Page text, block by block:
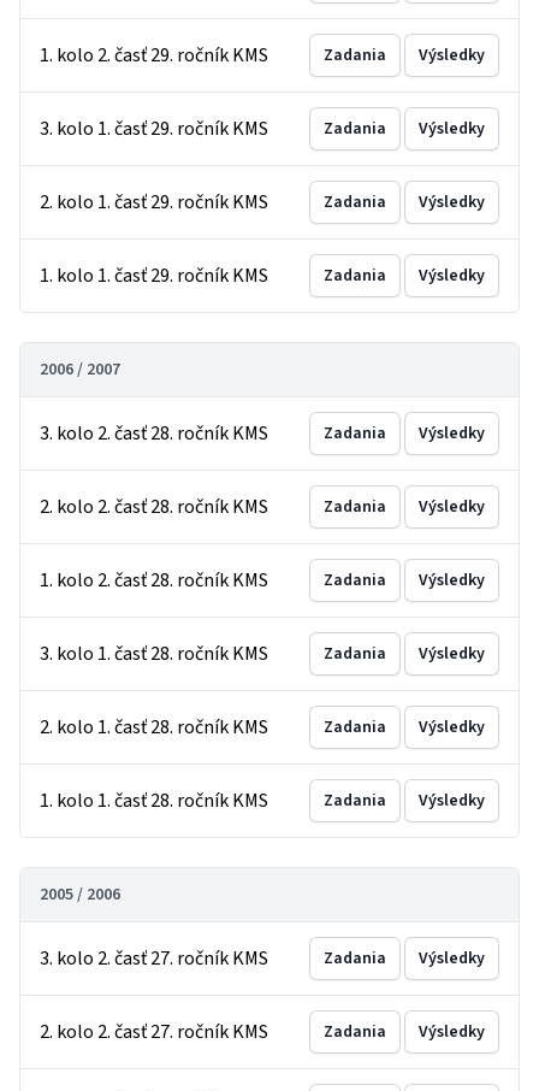
1. kolo 2. časť 29. ročník KMS Zadania Výsledky
3. kolo 1. časť 29. ročník KMS Zadania Výsledky
2. kolo 1. časť 29. ročník KMS Zadania Výsledky
1. kolo 1. časť 29. ročník KMS Zadania Výsledky
2006 / 2007
3. kolo 2. časť 28. ročník KMS Zadania Výsledky
2. kolo 2. časť 28. ročník KMS Zadania Výsledky
1. kolo 2. časť 28. ročník KMS Zadania Výsledky
3. kolo 1. časť 28. ročník KMS Zadania Výsledky
2. kolo 1. časť 28. ročník KMS Zadania Výsledky
1. kolo 1. časť 28. ročník KMS Zadania Výsledky
2005 / 2006
3. kolo 2. časť 27. ročník KMS Zadania Výsledky
2. kolo 2. časť 27. ročník KMS Zadania Výsledky